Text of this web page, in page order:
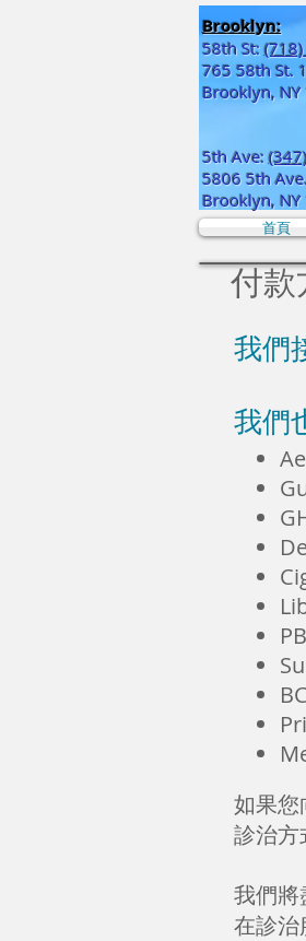
5th Ave:
5806 5th
Brooklyn,
Brooklyn:
58th St:
765 58th St.
Brooklyn,
首頁
付款
我們
我們
如果您
診治方
我們將
在診治